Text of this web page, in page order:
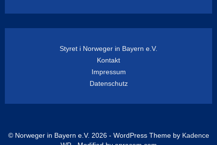
Styret i Norweger in Bayern e.V.
Kontakt
Impressum
Datenschutz
© Norweger in Bayern e.V. 2026 - WordPress Theme by Kadence